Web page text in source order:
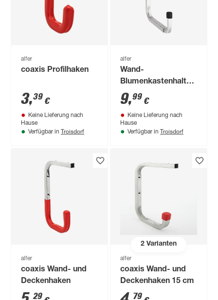
alfer
coaxis Profilhaken
3,39 €
Keine Lieferung nach
Hause
Verfügbar in Troisdorf
alfer
Wand-
Blumenkastenhalter
Aluminium 190 - 255
mm
9,99 €
Keine Lieferung nach
Hause
Verfügbar in Troisdorf
alfer
coaxis Wand- und
Deckenhaken
29
2Varianten
alfer
coaxis Wand- und
Deckenhaken 15 cm
79